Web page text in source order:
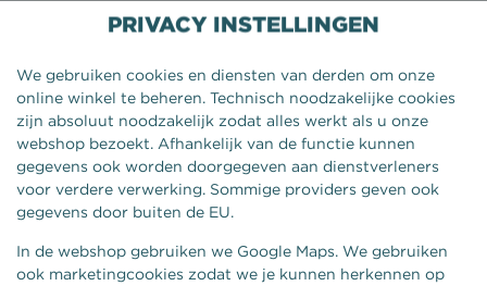
PRIVACY INSTELLINGEN
We gebruiken cookies en diensten van derden om onze
online winkel te beheren. Technisch noodzakelijke cookies
zijn absoluut noodzakelijk zodat alles werkt als u onze
webshop bezoekt. Afhankelijk van de functie kunnen
gegevens ook worden doorgegeven aan dienstverleners
voor verdere verwerking. Sommige providers geven ook
gegevens door buiten de EU.
In de webshop gebruiken we Google Maps. We gebruiken
ook marketingcookies zodat we je kunnen herkennen op